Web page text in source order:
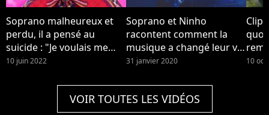
Soprano malheureux et
perdu, il a pensé au
suicide : "Je voulais me
casser de ce monde
10 juin 2022
Soprano et Ninho
racontent comment la
musique a changé leur vie
dans le clip "Musica"
31 janvier 2020
Clip
son
10
VOIR TOUTES LES VIDÉOS